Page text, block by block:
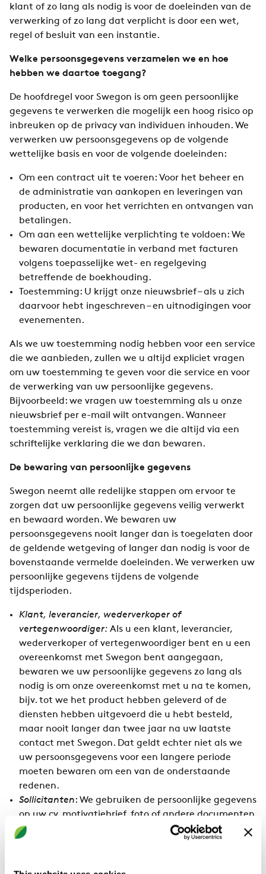
klant of zo lang als nodig is voor de doeleinden van de
verwerking of zo lang dat verplicht is door een wet,
regel of besluit van een instantie.
Welke persoonsgegevens verzamelen we en hoe
hebben we daartoe toegang?
De hoofdregel voor Swegon is om geen persoonlijke
gegevens te verwerken die mogelijk een hoog risico op
inbreuken op de privacy van individuen inhouden. We
verwerken uw persoonsgegevens op de volgende
wettelijke basis en voor de volgende doeleinden:
Om een contract uit te voeren: Voor het beheer en
de administratie van aankopen en leveringen van
producten, en voor het verrichten en ontvangen van
betalingen.
Om aan een wettelijke verplichting te voldoen: We
bewaren documentatie in verband met facturen
volgens toepasselijke wet- en regelgeving
betreffende de boekhouding.
Toestemming: U krijgt onze nieuwsbrief – als u zich
daarvoor hebt ingeschreven – en uitnodigingen voor
evenementen.
Als we uw toestemming nodig hebben voor een service
die we aanbieden, zullen we u altijd expliciet vragen
om uw toestemming te geven voor die service en voor
de verwerking van uw persoonlijke gegevens.
Bijvoorbeeld: we vragen uw toestemming als u onze
nieuwsbrief per e-mail wilt ontvangen. Wanneer
toestemming vereist is, vragen we die altijd via een
schriftelijke verklaring die we dan bewaren.
De bewaring van persoonlijke gegevens
Swegon neemt alle redelijke stappen om ervoor te
zorgen dat uw persoonlijke gegevens veilig verwerkt
en bewaard worden. We bewaren uw
persoonsgegevens nooit langer dan is toegelaten door
de geldende wetgeving of langer dan nodig is voor de
bovenstaande vermelde doeleinden. We verwerken uw
persoonlijke gegevens tijdens de volgende
tijdsperioden.
Klant, leverancier, wederverkoper of
vertegenwoordiger: Als u een klant, leverancier,
wederverkoper of vertegenwoordiger bent en u een
overeenkomst met Swegon bent aangegaan,
bewaren we uw persoonlijke gegevens zo lang als
nodig is om onze overeenkomst met u na te komen,
bijv. tot we het product hebben geleverd of de
diensten hebben uitgevoerd die u hebt besteld,
maar nooit langer dan twee jaar na uw laatste
contact met Swegon. Dat geldt echter niet als we
uw persoonsgegevens voor een langere periode
moeten bewaren om een van de onderstaande
redenen.
Sollicitanten: We gebruiken de persoonlijke gegevens
op uw cv, motivatiebrief, foto of andere documenten
om te bepalen of u een geschikte kandidaat bent
voor de functie waarvoor u solliciteert. We bewaren
rekruteringsproces, totdat het afgelopen is en